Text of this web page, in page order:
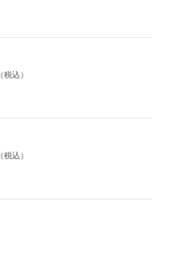
（税込）
（税込）